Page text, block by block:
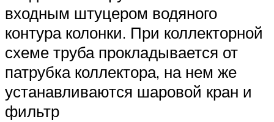
входным штуцером водяного
контура колонки. При коллекторной
схеме труба прокладывается от
патрубка коллектора, на нем же
устанавливаются шаровой кран и
фильтр